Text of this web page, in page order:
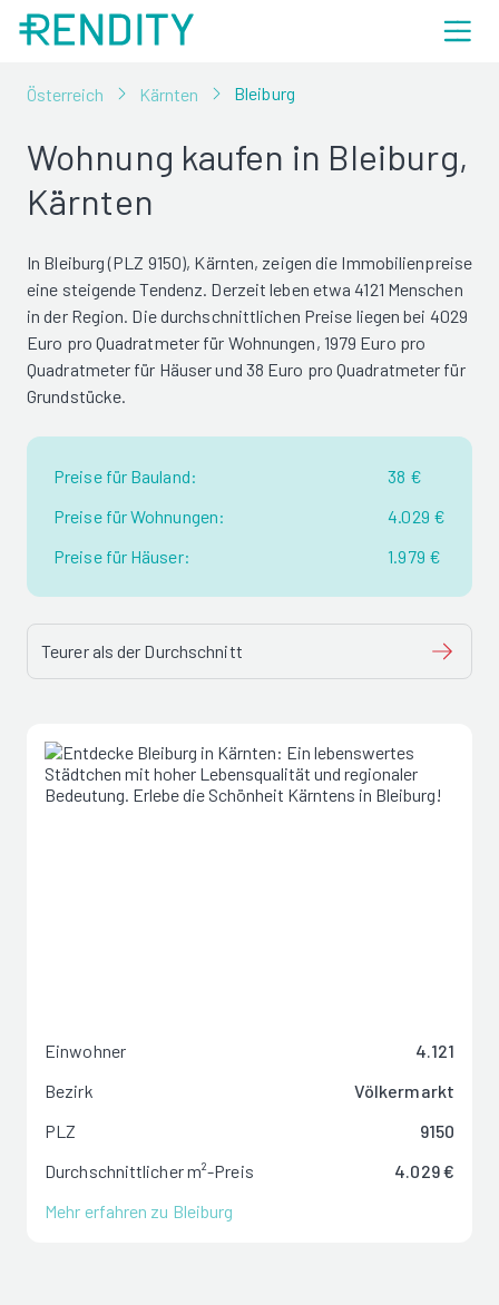
Österreich Kärnten Bleiburg
Wohnung kaufen in Bleiburg,
Kärnten
In Bleiburg (PLZ 9150), Kärnten, zeigen die Immobilienpreise
eine steigende Tendenz. Derzeit leben etwa 4121 Menschen
in der Region. Die durchschnittlichen Preise liegen bei 4029
Euro pro Quadratmeter für Wohnungen, 1979 Euro pro
Quadratmeter für Häuser und 38 Euro pro Quadratmeter für
Grundstücke.
Preise für Bauland:
38 €
Preise für Wohnungen:
4.029 €
Preise für Häuser:
1.979 €
Teurer als der Durchschnitt
Einwohner
4.121
Bezirk
Völkermarkt
PLZ
9150
Durchschnittlicher m²-Preis
4.029 €
Mehr erfahren zu Bleiburg